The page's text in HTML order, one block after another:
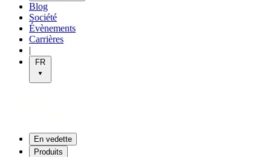
Blog
Société
Évènements
Carrières
|
FR
En vedette
Produits